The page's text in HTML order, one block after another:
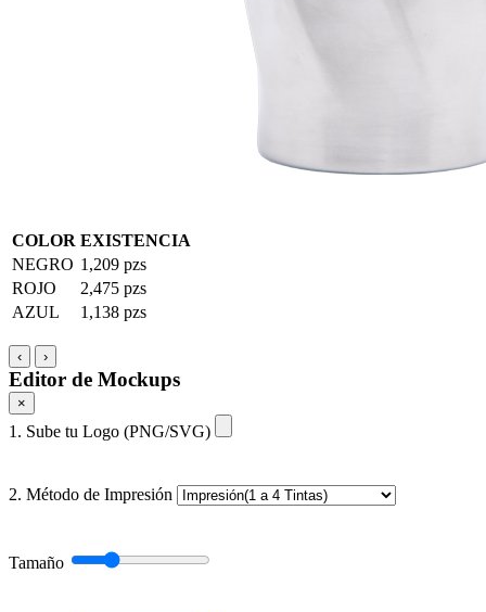
COLOR EXISTENCIA
NEGRO 1,209 pzs
ROJO
2,475 pzs
AZUL
1,138 pzs
‹ ›
Editor de Mockups
×
1. Sube tu Logo (PNG/SVG)
2. Método de Impresión
Tamaño